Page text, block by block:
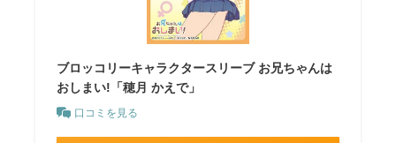
ブロッコリーキャラクタースリーブ お兄ちゃんは
おしまい!「穂月 かえで」
口コミを見る